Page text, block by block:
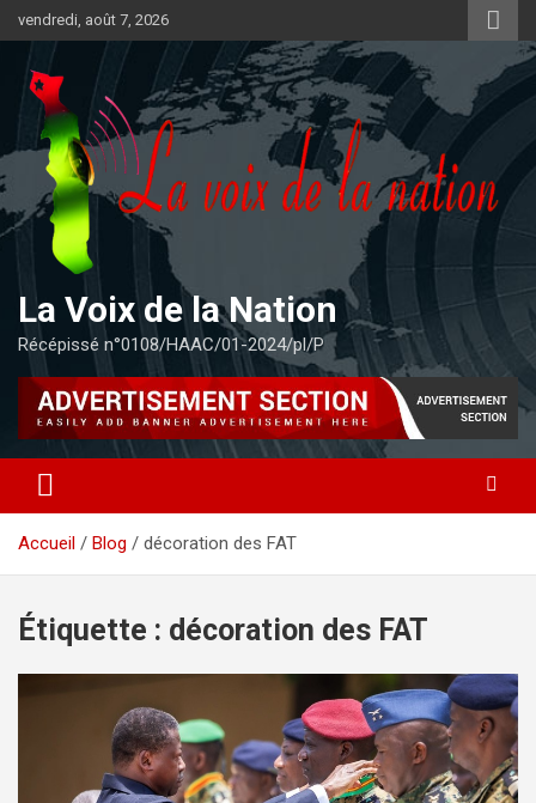
au
contenu
vendredi, août 7, 2026
La Voix de la Nation
Récépissé n°0108/HAAC/01-2024/pl/P
Accueil Blog décoration des FAT
Étiquette : décoration des FAT